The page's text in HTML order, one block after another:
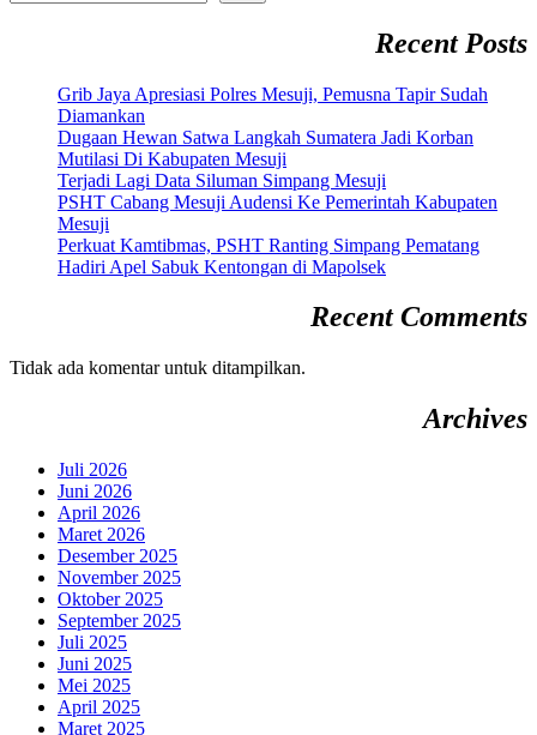
Recent Posts
Grib Jaya Apresiasi Polres Mesuji, Pemusna Tapir Sudah
Diamankan
Dugaan Hewan Satwa Langkah Sumatera Jadi Korban
Mutilasi Di Kabupaten Mesuji
Terjadi Lagi Data Siluman Simpang Mesuji
PSHT Cabang Mesuji Audensi Ke Pemerintah Kabupaten
Mesuji
Perkuat Kamtibmas, PSHT Ranting Simpang Pematang
Hadiri Apel Sabuk Kentongan di Mapolsek
Recent Comments
Tidak ada komentar untuk ditampilkan.
Archives
Juli 2026
Juni 2026
April 2026
Maret 2026
Desember 2025
November 2025
Oktober 2025
September 2025
Juli 2025
Juni 2025
Mei 2025
April 2025
Maret 2025